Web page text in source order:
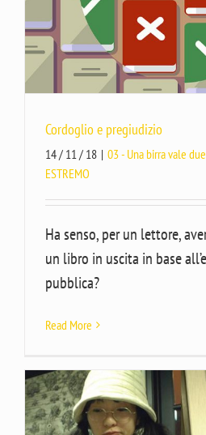
Cordoglio e pregiudizio
14 / 11 / 18 | 03 - Una birra vale
ESTREMO
Ha senso, per un lettore,
un libro in uscita in base
pubblica?
Read More